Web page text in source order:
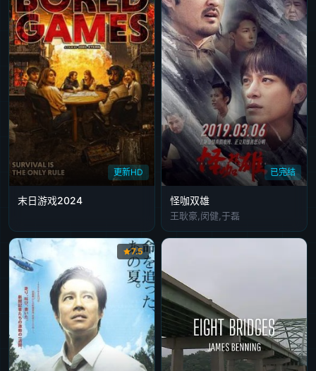
更新HD
末日游戏2024
已完结
怪咖双雄
王耿豪,闵健,于磊
7.5